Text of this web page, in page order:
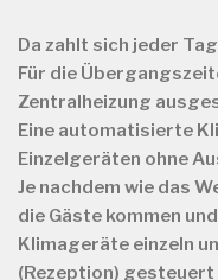
Da zahlt sich jeder
Für die
Zentralheizung
Eine automatisierte
Einzelgeräten ohne
Je nachdem wie das
die Gäste kommen
Klimageräte einzeln
(Rezeption) gesteuert